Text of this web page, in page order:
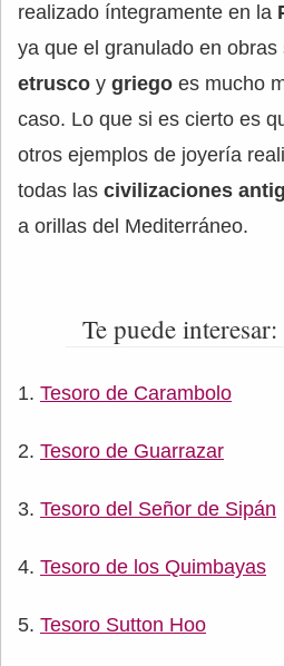
realizado íntegramente en la
ya que el granulado en obras
etrusco y griego es mucho
caso. Lo que si es cierto es
otros ejemplos de joyería
todas las civilizaciones
a orillas del Mediterráneo.
Te puede interesar:
Tesoro de Carambolo
Tesoro de Guarrazar
Tesoro del Señor de Sipán
Tesoro de los Quimbayas
Tesoro Sutton Hoo